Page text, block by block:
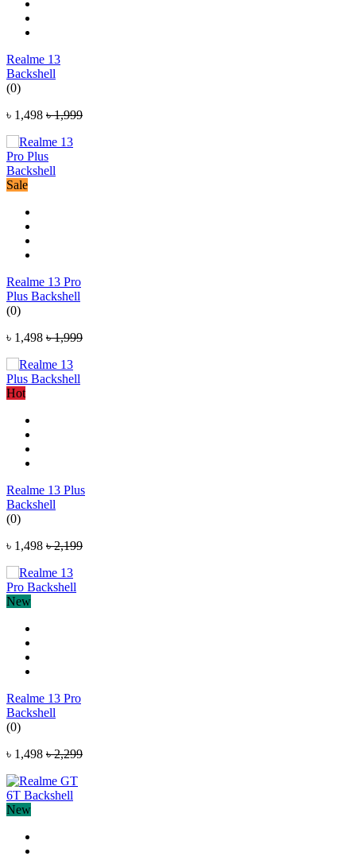
Realme 13
Backshell
(0)
৳ 1,498 ৳ 1,999
Sale
Realme 13 Pro
Plus Backshell
(0)
৳ 1,498 ৳ 1,999
Hot
Realme 13 Plus
Backshell
(0)
৳ 1,498 ৳ 2,199
New
Realme 13 Pro
Backshell
(0)
৳ 1,498 ৳ 2,299
New